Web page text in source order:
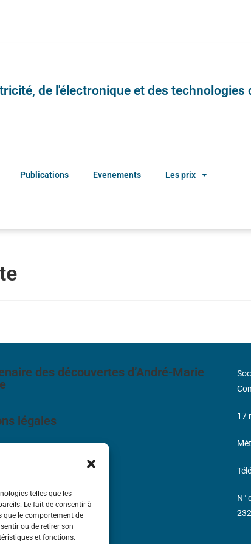
telles que les
Le fait de consentir à
que le comportement de
ou de retirer son
et fonctions.
de l'électronique et des technologies
Publications Evenements Les prix
des découvertes d’André-Marie
légales 17
N°
232